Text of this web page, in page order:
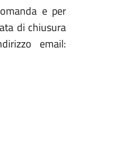
e per
di chiusura
email: